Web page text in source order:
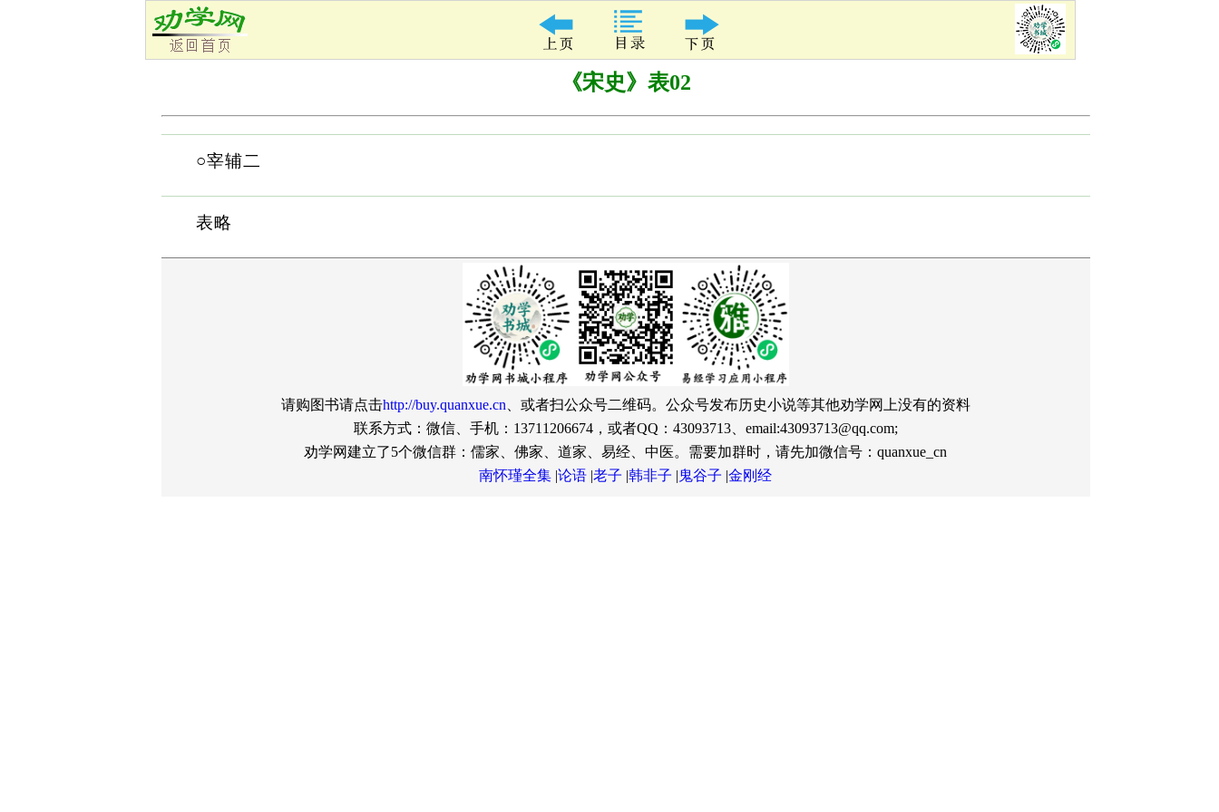
《宋史》表02
○宰辅二
表略
请购图书请点击http://buy.quanxue.cn 、或者扫公众号二维码。公众号发布历史小说等其他劝学网上没有的资料
联系方式：微信、手机：13711206674，或者QQ：43093713、email:43093713@qq.com;
劝学网建立了5个微信群：儒家、佛家、道家、易经、中医。需要加群时，请先加微信号：quanxue_cn
南怀瑾全集 |论语 |老子 |韩非子 |鬼谷子 |金刚经